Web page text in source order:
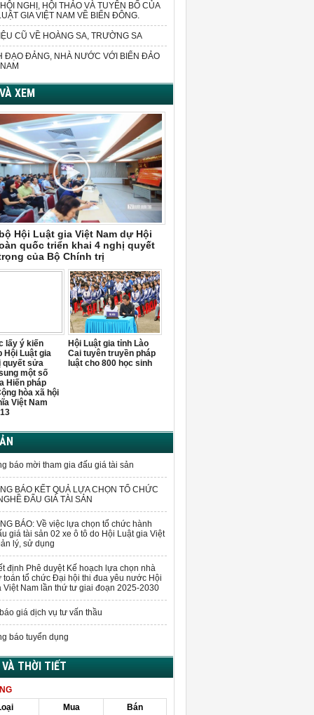
NGHỊ, HỘI THẢO VÀ TUYÊN BỐ CỦA
GIA VIỆT NAM VỀ BIỂN ĐÔNG.
CŨ VỀ HOÀNG SA, TRƯỜNG SA
ĐẠO ĐẢNG, NHÀ NƯỚC VỚI BIỂN ĐẢO
XEM
Hội Luật gia Việt Nam dự Hội
quốc triển khai 4 nghị quyết
của Bộ Chính trị
lấy ý kiến
Hội Luật gia
quyết sửa
một số
Hiến pháp
hòa xã hội
Việt Nam
Hội Luật gia tỉnh Lào
Cai tuyên truyền pháp
luật cho 800 học sinh
báo mời tham gia đấu giá tài sản
BÁO KẾT QUẢ LỰA CHỌN TỔ CHỨC
ĐẤU GIÁ TÀI SẢN
BÁO: Về việc lựa chọn tổ chức hành
giá tài sản 02 xe ô tô do Hội Luật gia Việt
lý, sử dụng
định Phê duyệt Kế hoạch lựa chọn nhà
toán tổ chức Đại hội thi đua yêu nước Hội
Việt Nam lần thứ tư giai đoạn 2025-2030
giá dịch vụ tư vấn thầu
báo tuyển dụng
THỜI TIẾT
Mua
Bán